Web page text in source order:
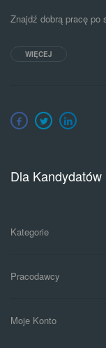
Znajdź dobrą pracę po
WIĘCEJ
Dla Kandydatów
Kategorie
Pracodawcy
Moje Konto